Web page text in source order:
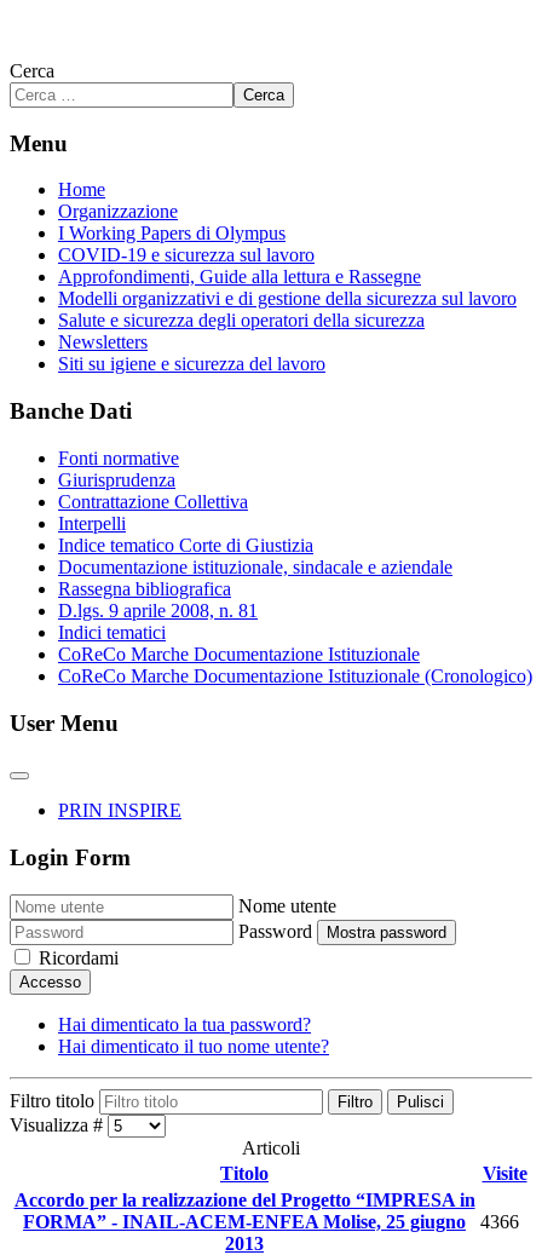
Cerca
Cerca
Menu
Home
Organizzazione
I Working Papers di Olympus
COVID-19 e sicurezza sul lavoro
Approfondimenti, Guide alla lettura e Rassegne
Modelli organizzativi e di gestione della sicurezza sul lavoro
Salute e sicurezza degli operatori della sicurezza
Newsletters
Siti su igiene e sicurezza del lavoro
Banche Dati
Fonti normative
Giurisprudenza
Contrattazione Collettiva
Interpelli
Indice tematico Corte di Giustizia
Documentazione istituzionale, sindacale e aziendale
Rassegna bibliografica
D.lgs. 9 aprile 2008, n. 81
Indici tematici
CoReCo Marche Documentazione Istituzionale
CoReCo Marche Documentazione Istituzionale (Cronologico)
User Menu
PRIN INSPIRE
Login Form
Nome utente
Password
Mostra password
Ricordami
Accesso
Hai dimenticato la tua password?
Hai dimenticato il tuo nome utente?
Filtro titolo Filtro Pulisci
Visualizza #
Articoli
Titolo
Visite
Accordo per la realizzazione del Progetto “IMPRESA in
FORMA” - INAIL-ACEM-ENFEA Molise, 25 giugno
2013
4366